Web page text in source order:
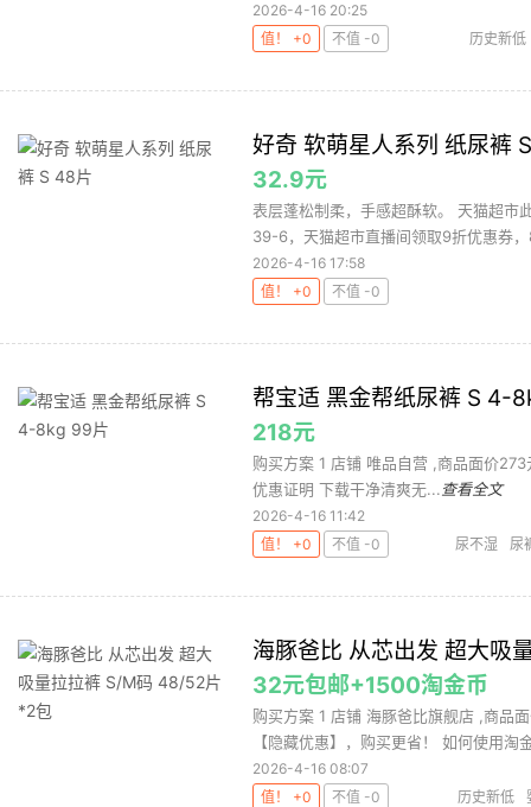
2026-4-16 20:25
值！ +0
不值 -0 历史新低
好奇 软萌星人系列 纸尿裤
32.9元
表层蓬松制柔，手感超酥软。 天猫超市
39-6，天猫超市直播间领取9折优惠券
2026-4-16 17:58
值！ +0
不值 -0
帮宝适 黑金帮纸尿裤 S 4-
218元
购买方案 1 店铺 唯品自营 ,商品面价
优惠证明 下载干净清爽无... 查看全文
2026-4-16 11:42
值！ +0
不值 -0 尿不湿 尿
海豚爸比 从芯出发 超大
32元包邮+1500淘金币
购买方案 1 店铺 海豚爸比旗舰店 ,商品
【隐藏优惠】，购买更省！ 如何使用淘
2026-4-16 08:07
值！ +0
不值 -0 历史新低